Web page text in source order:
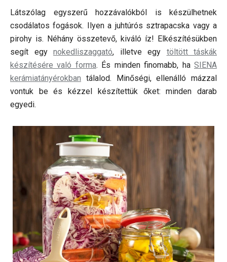
Látszólag egyszerű hozzávalókból is készülhetnek
csodálatos fogások. Ilyen a juhtúrós sztrapacska vagy a
pirohy is. Néhány összetevő, kiváló íz! Elkészítésükben
segít egy nokedliszaggató, illetve egy töltött táskák
készítésére való forma. És minden finomabb, haSIENA
kerámiatányérokban tálalod. Minőségi, ellenálló mázzal
vontuk be és kézzel készítettük őket: minden darab
egyedi.